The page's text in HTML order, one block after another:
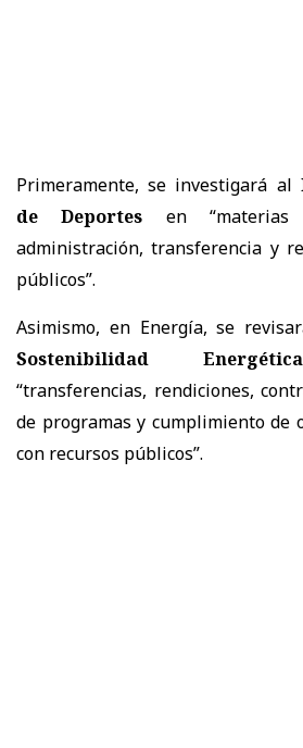
Primeramente, se investigará al
de Deportes en
administración, transferencia y
públicos”.
Asimismo, en Energía, se
Sostenibilidad Energética
“transferencias, rendiciones,
de programas y cumplimiento de
con recursos públicos”.